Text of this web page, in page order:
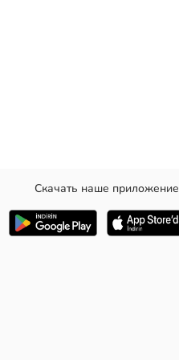
Скачать наше приложение